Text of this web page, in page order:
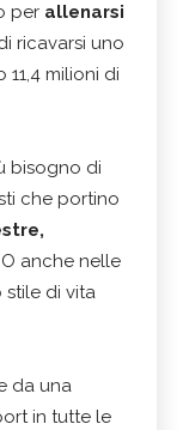
per allenarsi
ricavarsi uno
milioni di
bisogno di
che portino
O anche nelle
stile di vita
da una
in tutte le